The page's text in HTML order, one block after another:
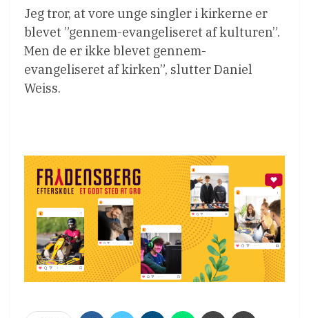
Jeg tror, at vore unge singler i kirkerne er
blevet ”gennem-evangeliseret af kulturen”.
Men de er ikke blevet gennem-
evangeliseret af kirken”, slutter Daniel
Weiss.